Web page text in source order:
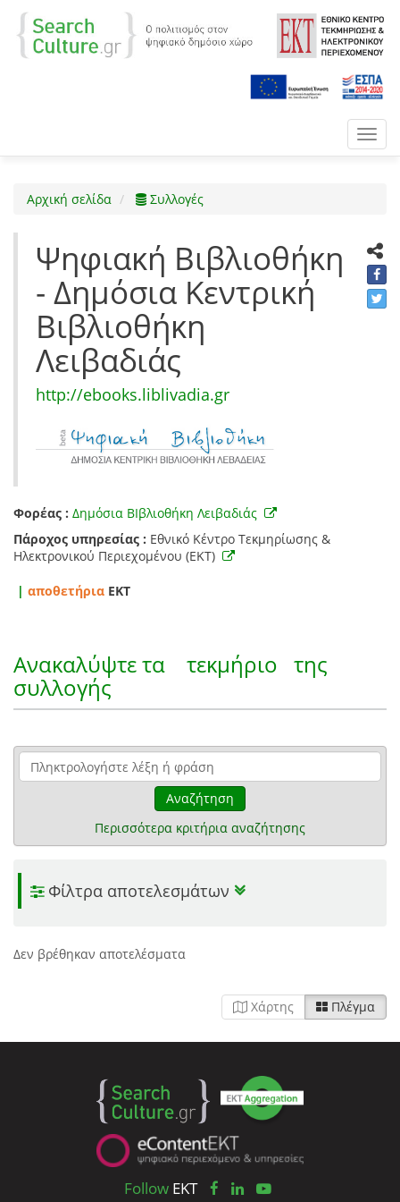
Αρχική σελίδα Συλλογές
Ψηφιακή Βιβλιοθήκη
- Δημόσια Κεντρική
Βιβλιοθήκη
Λειβαδιάς
http://ebooks.liblivadia.gr
Φορέας : Δημόσια ΒΙβλιοθήκη Λειβαδιάς
Πάροχος υπηρεσίας : Εθνικό Κέντρο Τεκμηρίωσης &
Ηλεκτρονικού Περιεχομένου (ΕΚΤ)
| αποθετήρια EKT
Ανακαλύψτε τα τεκμήριο της
συλλογής
Αναζήτηση
Περισσότερα κριτήρια αναζήτησης
Φίλτρα αποτελεσμάτων
Δεν βρέθηκαν αποτελέσματα
Χάρτης Πλέγμα
Follow EKT